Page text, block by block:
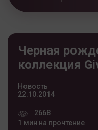
Черная
коллекция
Новость
22.10.2014
2668
1 мин на прочтение